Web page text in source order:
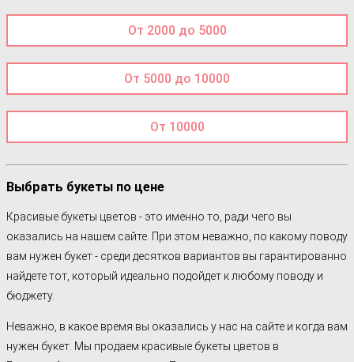
От 2000 до 5000
От 5000 до 10000
От 10000
Выбрать букеты по цене
Красивые букеты цветов - это именно то, ради чего вы
оказались на нашем сайте. При этом неважно, по какому поводу
вам нужен букет - среди десятков вариантов вы гарантированно
найдете тот, который идеально подойдет к любому поводу и
бюджету.
Неважно, в какое время вы оказались у нас на сайте и когда вам
нужен букет. Мы продаем красивые букеты цветов в